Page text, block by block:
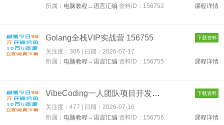
所属： 电脑教程 →语言汇编 资料ID：156752 课程详情
Golang全栈VIP实战营 156755 下载资料
关注度：306 | 日期： 2026-07-17
所属： 电脑教程 →语言汇编 资料ID：156755 课程详情
VibeCoding一人团队项目开发实战 156756 下载资料
关注度：477 | 日期：2026-07-16
所属： 电脑教程 →语言汇编 资料ID：156756 课程详情